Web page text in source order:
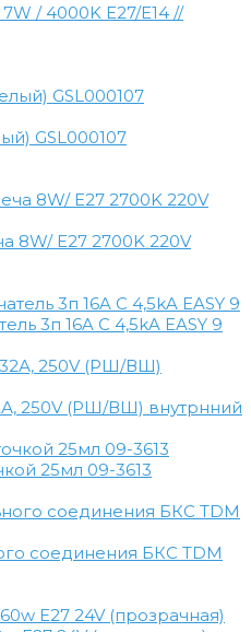
/ 4000K E27/Е14 //
GSL000107
8W/ E27 2700K 220V
3п 16A C 4,5kA EASY 9
250V (РШ/ВШ) внутрнний
25мл 09-3613
соединения БКС TDM